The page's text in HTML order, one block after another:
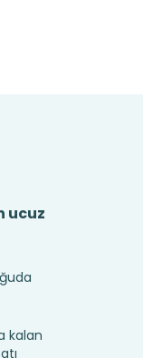
ucuz
kalan